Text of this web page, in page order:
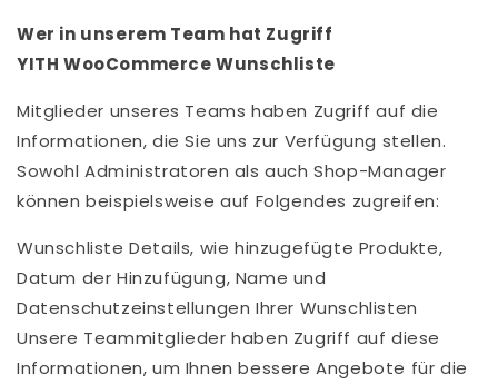
Wer in unserem Team hat Zugriff
YITH WooCommerce Wunschliste
Mitglieder unseres Teams haben Zugriff auf die
Informationen, die Sie uns zur Verfügung stellen.
Sowohl Administratoren als auch Shop-Manager
können beispielsweise auf Folgendes zugreifen:
Wunschliste Details, wie hinzugefügte Produkte,
Datum der Hinzufügung, Name und
Datenschutzeinstellungen Ihrer Wunschlisten
Unsere Teammitglieder haben Zugriff auf diese
Informationen, um Ihnen bessere Angebote für die